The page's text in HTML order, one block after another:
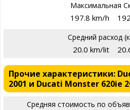
Максимальная
197.8 km/h
Средний расход
20.0 km/lit
Прочие характеристики:
2001 и Ducati Monster 620ie
Средняя стоимость по